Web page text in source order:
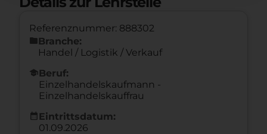
Referenznummer: 888302
folderBranche:
Handel / Logistik / Verkauf
schoolBeruf:
Einzelhandelskaufmann -
Einzelhandelskauffrau
calendar_month Eintrittsdatum:
01.09.2026